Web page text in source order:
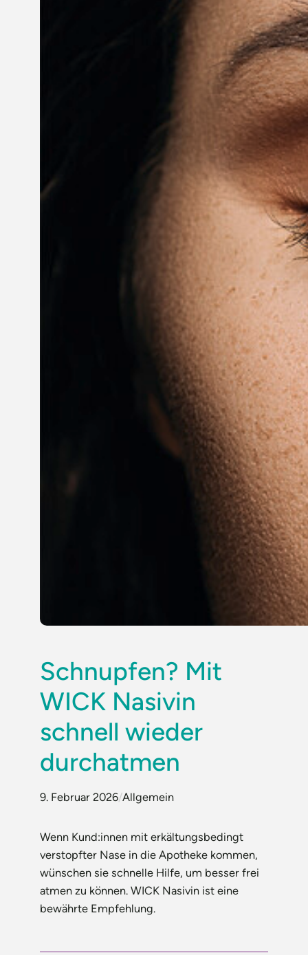
Schnupfen? Mit
WICK Nasivin
schnell wieder
durchatmen
9. Februar 2026/Allgemein
Wenn Kund:innen mit erkältungsbedingt
verstopfter Nase in die Apotheke kommen,
wünschen sie schnelle Hilfe, um besser frei
atmen zu können. WICK Nasivin ist eine
bewährte Empfehlung.